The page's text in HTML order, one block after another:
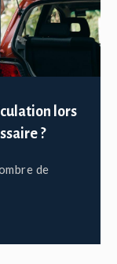
lors
?
de